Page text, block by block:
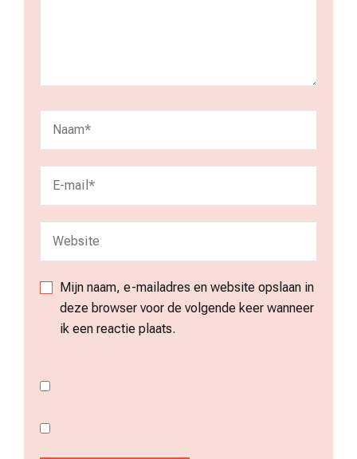
Mijn naam, e-mailadres en website opslaan in
deze browser voor de volgende keer wanneer
ik een reactie plaats.